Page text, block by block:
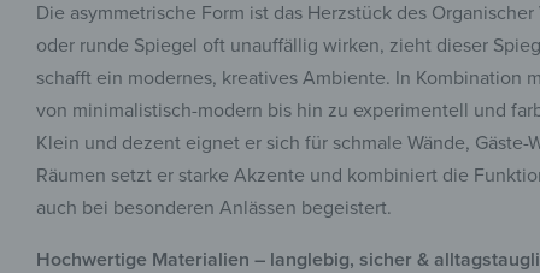
Die asymmetrische Form ist das Herzstück des
oder runde Spiegel oft unauffällig wirken, zieht dieser
schafft ein modernes, kreatives Ambiente. In
von minimalistisch-modern bis hin zu experimentell und
Klein und dezent eignet er sich für schmale Wände,
Räumen setzt er starke Akzente und kombiniert die
auch bei besonderen Anlässen begeistert.
Hochwertige Materialien – langlebig, sicher &